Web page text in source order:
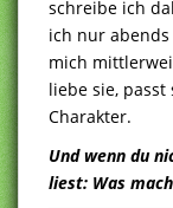
schreibe ich
ich nur
mich
liebe sie,
Charakter.
Und wenn du
liest: Was